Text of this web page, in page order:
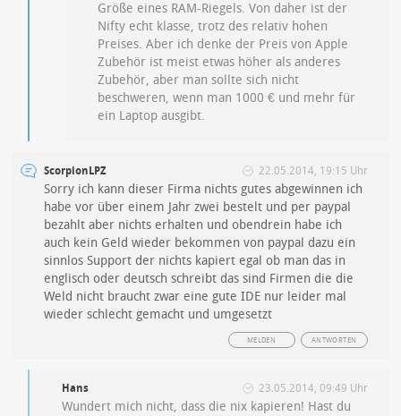
Größe eines RAM-Riegels. Von daher ist der
Nifty echt klasse, trotz des relativ hohen
Preises. Aber ich denke der Preis von Apple
Zubehör ist meist etwas höher als anderes
Zubehör, aber man sollte sich nicht
beschweren, wenn man 1000 € und mehr für
ein Laptop ausgibt.
ScorpionLPZ 22.05.2014, 19:15 Uhr
Sorry ich kann dieser Firma nichts gutes abgewinnen ich
habe vor über einem Jahr zwei bestelt und per paypal
bezahlt aber nichts erhalten und obendrein habe ich
auch kein Geld wieder bekommen von paypal dazu ein
sinnlos Support der nichts kapiert egal ob man das in
englisch oder deutsch schreibt das sind Firmen die die
Weld nicht braucht zwar eine gute IDE nur leider mal
wieder schlecht gemacht und umgesetzt
ANTWORTEN
MELDEN
Hans 23.05.2014, 09:49 Uhr
Wundert mich nicht, dass die nix kapieren! Hast du